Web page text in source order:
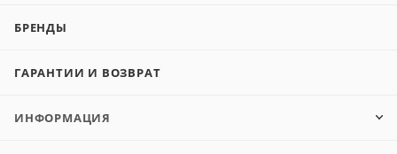
БРЕНДЫ
ГАРАНТИИ И ВОЗВРАТ
ИНФОРМАЦИЯ